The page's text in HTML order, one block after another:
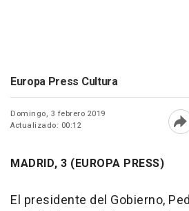
Europa Press Cultura
Domingo, 3 febrero 2019
Actualizado: 00:12
MADRID, 3 (EUROPA PRESS)
El presidente del Gobierno,